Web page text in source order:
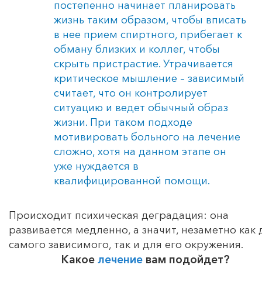
постепенно начинает планировать
жизнь таким образом, чтобы вписать
в нее прием спиртного, прибегает к
обману близких и коллег, чтобы
скрыть пристрастие. Утрачивается
критическое мышление – зависимый
считает, что он контролирует
ситуацию и ведет обычный образ
жизни. При таком подходе
мотивировать больного на лечение
сложно, хотя на данном этапе он
уже нуждается в
квалифицированной помощи.
Происходит психическая деградация: она
развивается медленно, а значит, незаметно как
самого зависимого, так и для его окружения.
Какое лечение вам подойдет?